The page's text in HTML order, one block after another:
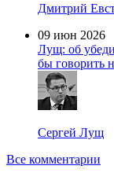
Дмитрий
09 июн 2026
Лущ: об
бы говорить
Сергей Лущ
Все комментарии